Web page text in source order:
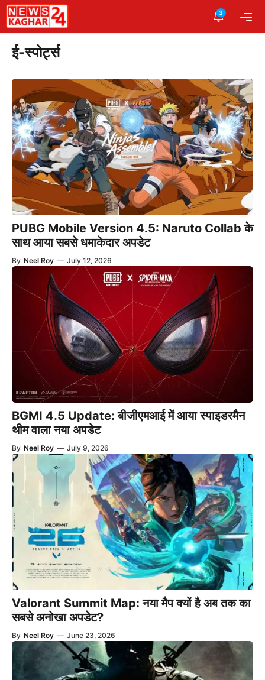
Skip
to
content
3
ई-स्पोर्ट्स
PUBG Mobile Version 4.5: Naruto Collab के
साथ आया सबसे धमाकेदार अपडेट
By Neel Roy — July 12, 2026
BGMI 4.5 Update: बीजीएमआई में आया स्पाइडरमैन
थीम वाला नया अपडेट
By Neel Roy — July 9, 2026
Valorant Summit Map: नया मैप क्यों है अब तक का
सबसे अनोखा अपडेट?
By Neel Roy — June 23, 2026